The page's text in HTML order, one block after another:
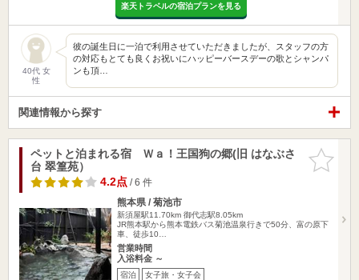
楽天トラベルの宿泊プランを見る
40代 女
性
彼の誕生日に一泊で利用させていただきましたが、スタッフの方
の対応もとても良くお祝いにハッピーバースデーの歌とシャンパ
ンも頂…
関連情報から探す
お気に入
りに追加
ペットと泊まれる宿 Ｗａ！王国狗の郷(旧 はなぶさ
台 翠篁苑）
4.2点/ 6 件
熊本県 / 菊池市
新須屋駅11.70km 御代志駅8.05km
JR熊本駅から熊本電鉄バス菊池温泉行きで50分、富の原下
車、徒歩10…
営業時間
入浴料金 ～
宿泊 女子旅・女子会